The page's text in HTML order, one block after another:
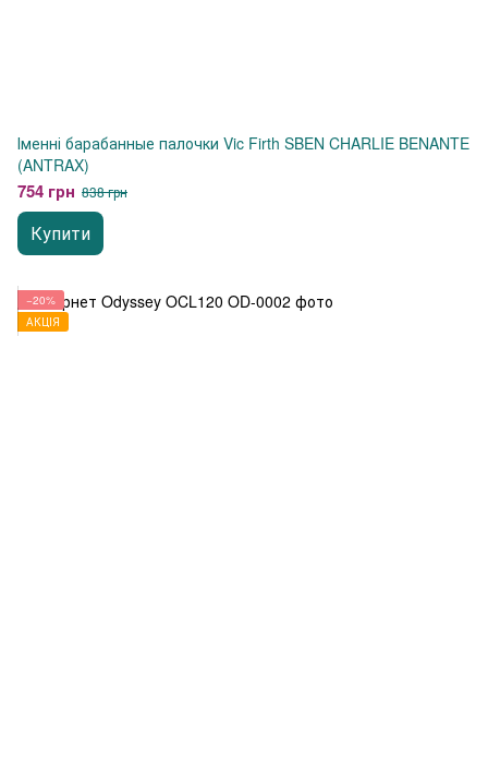
Іменні барабанные палочки Vic Firth SBEN CHARLIE BENANTE
(ANTRAX)
754 грн 838 грн
Купити
−20%
АКЦІЯ